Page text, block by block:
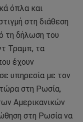
όπλα και
στη διάθεση
τη δήλωση του
Τραμπ, τα
έχουν
υπηρεσία με τον
στη Ρωσία,
Αμερικανικών
στη Ρωσία να